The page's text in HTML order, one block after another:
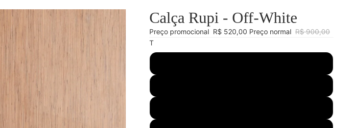
Calça Rupi - Off-White
Preço promocional R$ 520,00 Preço normal R$ 900,00
T